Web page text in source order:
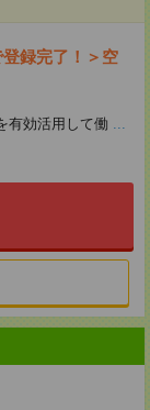
録完了！＞空
有効活用して働 ...